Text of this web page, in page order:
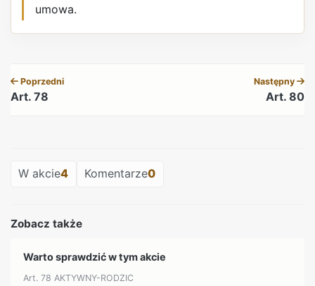
umowa.
Poprzedni
Art. 78
Następny
Art. 80
W akcie4 Komentarze0
Zobacz także
Warto sprawdzić w tym akcie
Art. 78 AKTYWNY-RODZIC